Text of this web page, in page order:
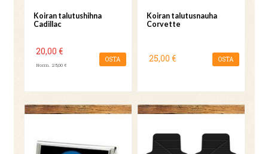
Koiran talutushihna
Cadillac
20,00 €
Norm. 25,00 €
OSTA
Koiran talutusnauha
Corvette
25,00 € OSTA